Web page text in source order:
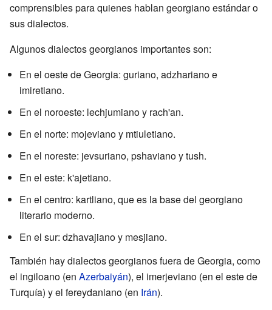
comprensibles para quienes hablan georgiano estándar o
sus dialectos.
Algunos dialectos georgianos importantes son:
En el oeste de Georgia: guriano, adzhariano e
imiretiano.
En el noroeste: lechjumiano y rach'an.
En el norte: mojeviano y mtiuletiano.
En el noreste: jevsuriano, pshaviano y tush.
En el este: k'ajetiano.
En el centro: kartliano, que es la base del georgiano
literario moderno.
En el sur: dzhavajiano y mesjiano.
También hay dialectos georgianos fuera de Georgia, como
el ingiloano (en Azerbaiyán), el imerjeviano (en el este de
Turquía) y el fereydaniano (en Irán).